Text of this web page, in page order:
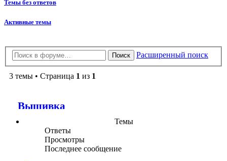
Темы без ответов
Активные темы
Поиск Расширенный поиск
3 темы • Страница 1 из 1
Вышивка
Темы
Ответы
Просмотры
Последнее сообщение